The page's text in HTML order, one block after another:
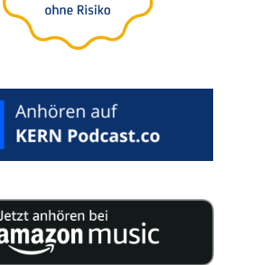
200 oldal­nyi koncen­trált tudást tesz